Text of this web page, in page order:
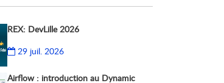
REX: DevLille 2026
29 juil. 2026
Airflow : introduction au Dynamic